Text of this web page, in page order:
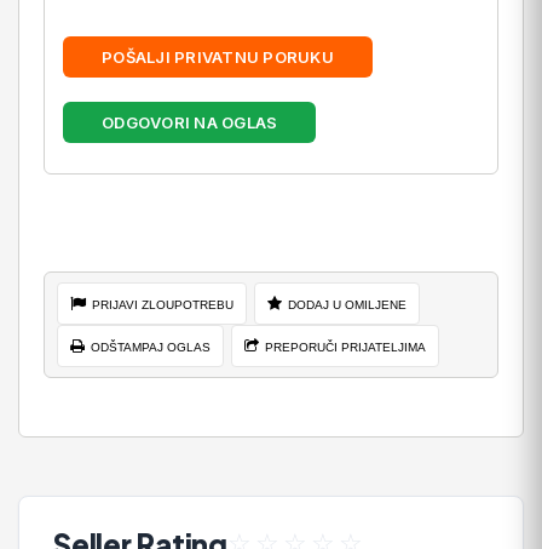
POŠALJI PRIVATNU PORUKU
ODGOVORI NA OGLAS
PRIJAVI ZLOUPOTREBU DODAJ U OMILJENE
ODŠTAMPAJ OGLAS PREPORUČI PRIJATELJIMA